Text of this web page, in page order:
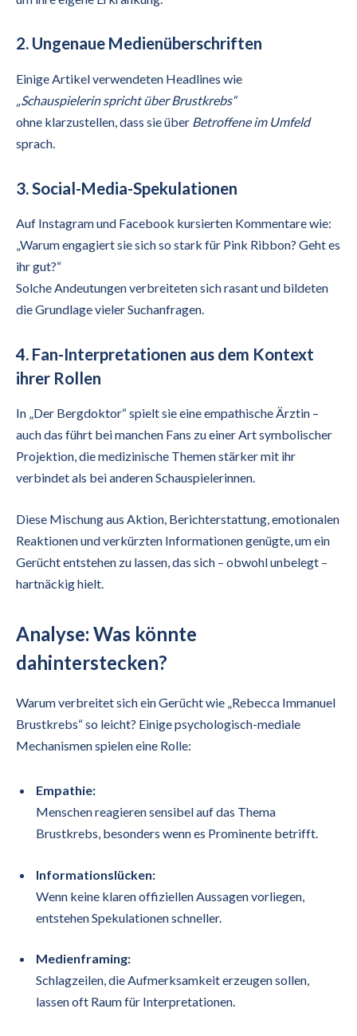
2. Ungenaue Medienüberschriften
Einige Artikel verwendeten Headlines wie
„Schauspielerin spricht über Brustkrebs“
ohne klarzustellen, dass sie über Betroffene im Umfeld
sprach.
3. Social-Media-Spekulationen
Auf Instagram und Facebook kursierten Kommentare wie:
„Warum engagiert sie sich so stark für Pink Ribbon? Geht es
ihr gut?“
Solche Andeutungen verbreiteten sich rasant und bildeten
die Grundlage vieler Suchanfragen.
4. Fan-Interpretationen aus dem Kontext
ihrer Rollen
In „Der Bergdoktor“ spielt sie eine empathische Ärztin –
auch das führt bei manchen Fans zu einer Art symbolischer
Projektion, die medizinische Themen stärker mit ihr
verbindet als bei anderen Schauspielerinnen.
Diese Mischung aus Aktion, Berichterstattung, emotionalen
Reaktionen und verkürzten Informationen genügte, um ein
Gerücht entstehen zu lassen, das sich – obwohl unbelegt –
hartnäckig hielt.
Analyse: Was könnte
dahinterstecken?
Warum verbreitet sich ein Gerücht wie „Rebecca Immanuel
Brustkrebs“ so leicht? Einige psychologisch-mediale
Mechanismen spielen eine Rolle:
Empathie:
Menschen reagieren sensibel auf das Thema
Brustkrebs, besonders wenn es Prominente betrifft.
Informationslücken:
Wenn keine klaren offiziellen Aussagen vorliegen,
entstehen Spekulationen schneller.
Medienframing:
Schlagzeilen, die Aufmerksamkeit erzeugen sollen,
lassen oft Raum für Interpretationen.